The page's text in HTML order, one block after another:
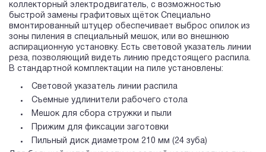
коллекторный электродвигатель, с возможностью
быстрой замены графитовых щёток Специально
вмонтированный штуцер обеспечивает выброс опилок из
зоны пиления в специальный мешок, или во внешнюю
аспирационную установку. Есть световой указатель линии
реза, позволяющий видеть линию предстоящего распила.
В стандартной комплектации на пиле установлены:
Световой указатель линии распила
Съемные удлинители рабочего стола
Мешок для сбора стружки и пыли
Прижим для фиксации заготовки
Пильный диск диаметром 210 мм (24 зуба)